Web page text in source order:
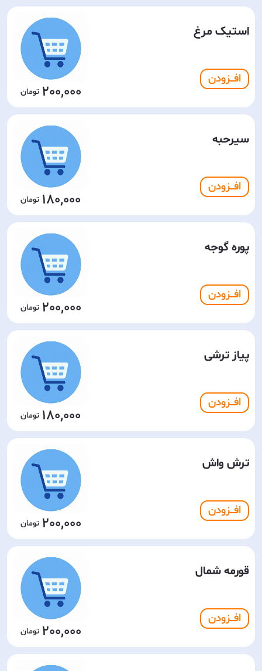
استیک مرغ
افـــزودن
200,000
سیرحبه
افـــزودن
180,000
پوره گوجه
افـــزودن
200,000
پیاز ترشی
افـــزودن
180,000
ترش واش
افـــزودن
200,000
قورمه شمال
افـــزودن
200,000